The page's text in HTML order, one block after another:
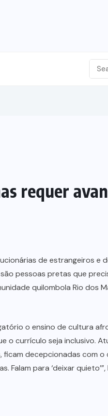
requer
de estrangeiros e
pessoas pretas que
quilombola Rio dos
o ensino de cultura
o currículo seja inclusivo.
ficam decepcionadas com o
para ‘deixar quieto’”,